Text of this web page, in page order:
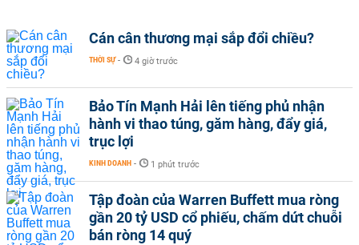
Cán cân thương mại sắp đổi chiều?
THỜI SỰ - 4 giờ trước
Bảo Tín Mạnh Hải lên tiếng phủ nhận
hành vi thao túng, găm hàng, đẩy giá,
trục lợi
KINH DOANH - 1 phút trước
Tập đoàn của Warren Buffett mua ròng
gần 20 tỷ USD cổ phiếu, chấm dứt chuỗi
bán ròng 14 quý